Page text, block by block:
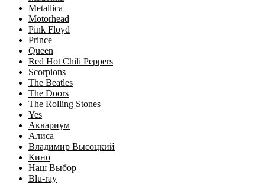
Metallica
Motorhead
Pink Floyd
Prince
Queen
Red Hot Chili Peppers
Scorpions
The Beatles
The Doors
The Rolling Stones
Yes
Аквариум
Алиса
Владимир Высоцкий
Кино
Наш Выбор
Blu-ray